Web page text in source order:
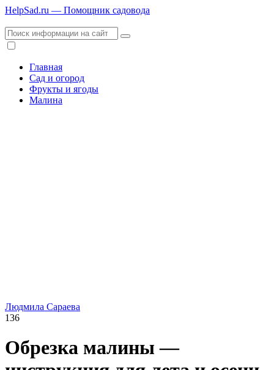
HelpSad.ru — Помощник садовода
Главная
Сад и огород
Фрукты и ягоды
Малина
Людмила Сараева
136
Обрезка малины —